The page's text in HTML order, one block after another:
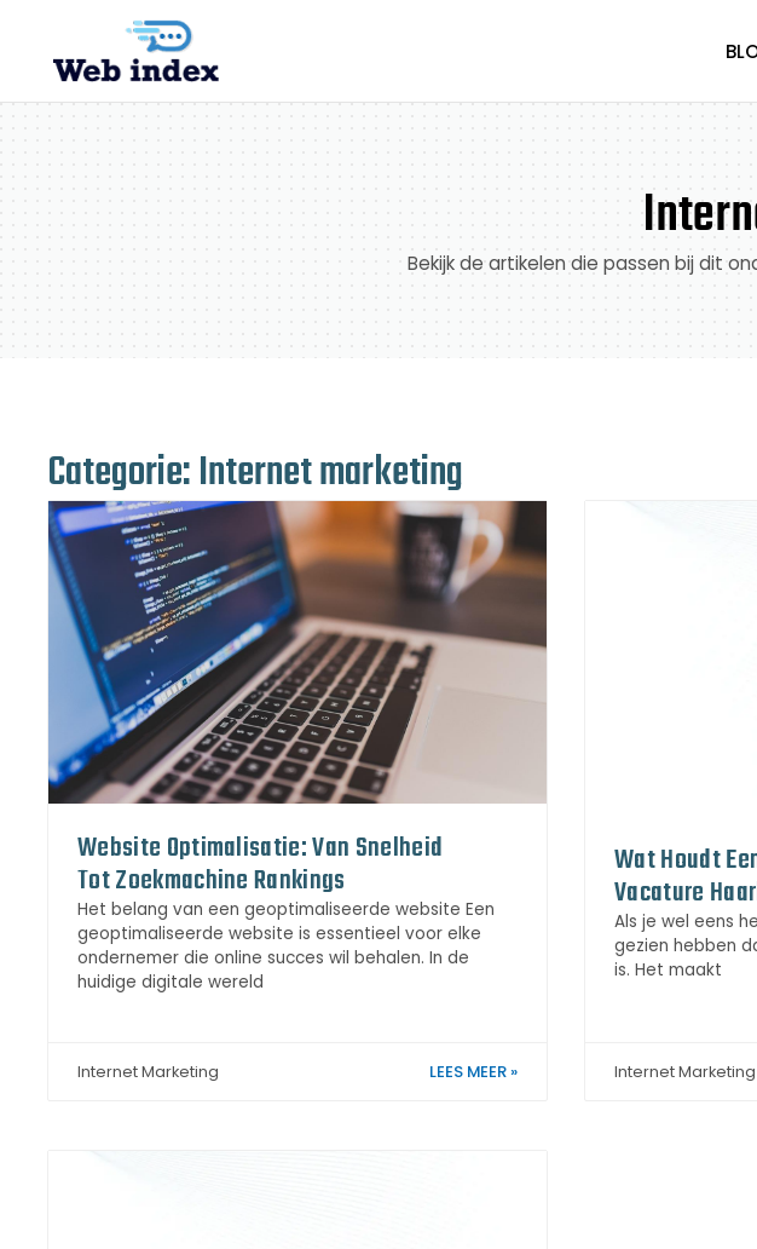
Bekijk de artikelen die passen bij dit
Categorie: Internet marketing
Website Optimalisatie: Van Snelheid
Tot Zoekmachine Rankings
Het belang van een geoptimaliseerde website Een
geoptimaliseerde website is essentieel voor elke
ondernemer die online succes wil behalen. In de
huidige digitale wereld
Internet Marketing LEES MEER »
Wat Houdt
Vacature
Als je wel eens
gezien hebben
is. Het maakt
Internet Marketing